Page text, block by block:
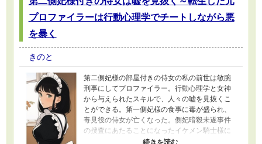
プロファイラーは行動心理学でチートしながら悪
を暴く
きのと
第二側妃様の部屋付きの侍女の私の前世は敏腕
刑事にしてプロファイラー。行動心理学と女神
から与えられたスキルで、人々の嘘を見抜くこ
とができる。第一側妃様の食事に毒が盛られ、
毒見役の侍女が亡くなった。側妃暗殺未遂事件
の捜査にあたることになったイケメン騎士様に
頼まれて事件にかかわることに。 懐妊した側妃